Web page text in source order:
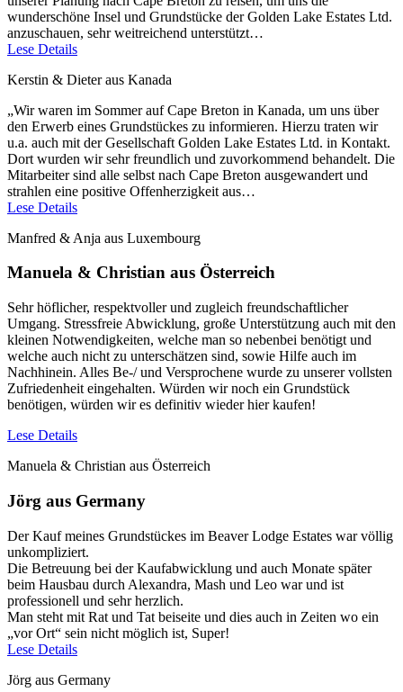
wunderschöne Insel und Grundstücke der Golden Lake Estates Ltd.
anzuschauen, sehr weitreichend unterstützt…
Lese Details
Kerstin & Dieter aus Kanada
„Wir waren im Sommer auf Cape Breton in Kanada, um uns über
den Erwerb eines Grundstückes zu informieren. Hierzu traten wir
u.a. auch mit der Gesellschaft Golden Lake Estates Ltd. in Kontakt.
Dort wurden wir sehr freundlich und zuvorkommend behandelt. Die
Mitarbeiter sind alle selbst nach Cape Breton ausgewandert und
strahlen eine positive Offenherzigkeit aus…
Lese Details
Manfred & Anja aus Luxembourg
Manuela & Christian aus Österreich
Sehr höflicher, respektvoller und zugleich freundschaftlicher
Umgang. Stressfreie Abwicklung, große Unterstützung auch mit den
kleinen Notwendigkeiten, welche man so nebenbei benötigt und
welche auch nicht zu unterschätzen sind, sowie Hilfe auch im
Nachhinein. Alles Be-/ und Versprochene wurde zu unserer vollsten
Zufriedenheit eingehalten. Würden wir noch ein Grundstück
benötigen, würden wir es definitiv wieder hier kaufen!
Lese Details
Manuela & Christian aus Österreich
Jörg aus Germany
Der Kauf meines Grundstückes im Beaver Lodge Estates war völlig
unkompliziert.
Die Betreuung bei der Kaufabwicklung und auch Monate später
beim Hausbau durch Alexandra, Mash und Leo war und ist
professionell und sehr herzlich.
Man steht mit Rat und Tat beiseite und dies auch in Zeiten wo ein
„vor Ort“ sein nicht möglich ist, Super!
Lese Details
Jörg aus Germany